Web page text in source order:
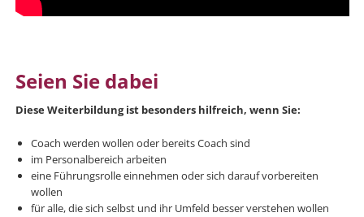
Seien Sie dabei
Diese Weiterbildung ist besonders hilfreich, wenn Sie:
Coach werden wollen oder bereits Coach sind
im Personalbereich arbeiten
eine Führungsrolle einnehmen oder sich darauf vorbereiten
wollen
für alle, die sich selbst und ihr Umfeld besser verstehen wollen